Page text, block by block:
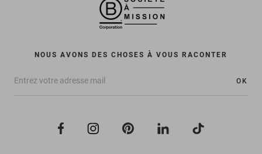
NOUS AVONS DES CHOSES À VOUS RACONTER
OK